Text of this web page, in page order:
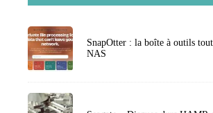
SnapOtter : la boîte à outils
NAS